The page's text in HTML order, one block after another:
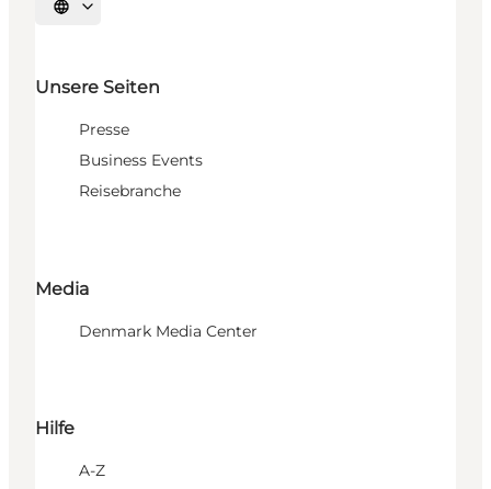
Sprache auswählen
Unsere Seiten
Presse
Business Events
Reisebranche
Media
Denmark Media Center
Hilfe
A-Z